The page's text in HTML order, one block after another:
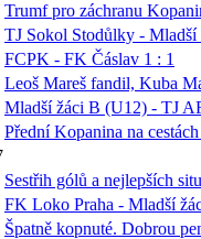
Trumf pro záchranu
TJ Sokol Stodůlky -
FCPK - FK Čáslav 1 : 1
Leoš Mareš fandil, Kuba
Mladší žáci B (U12) - TJ
Přední Kopanina na
Sestřih gólů a nejlepších
FK Loko Praha - Mladší
Špatně kopnuté. Dobrou